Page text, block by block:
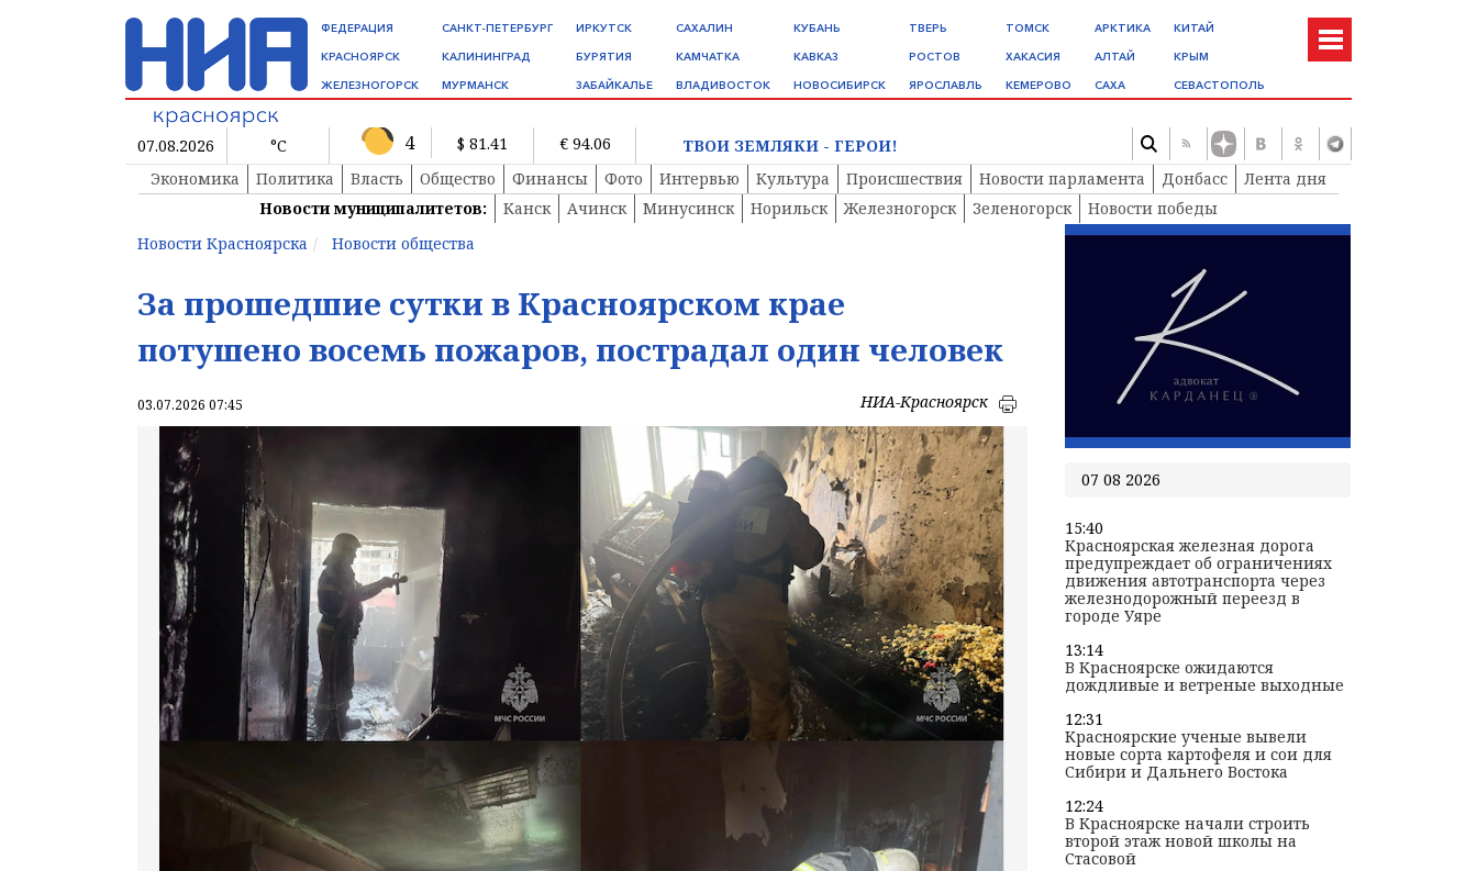
ФЕДЕРАЦИЯ
КРАСНОЯРСК
ЖЕЛЕЗНОГОРСК
САНКТ-ПЕТЕРБУРГ
КАЛИНИНГРАД
МУРМАНСК
ИРКУТСК
БУРЯТИЯ
ЗАБАЙКАЛЬЕ
САХАЛИН
КАМЧАТКА
ВЛАДИВОСТОК
КУБАНЬ
КАВКАЗ
НОВОСИБИРСК
ТВЕРЬ
РОСТОВ
ЯРОСЛАВЛЬ
ТОМСК
ХАКАСИЯ
КЕМЕРОВО
АРКТИКА
АЛТАЙ
САХА
КИТАЙ
КРЫМ
СЕВАСТОПОЛЬ
07.08.2026 °C 4 $ 81.41 € 94.06
ТВОИ ЗЕМЛЯКИ - ГЕРОИ!
Экономика
Политика Власть Общество Финансы Фото Интервью Культура Происшествия Новости парламента Донбасс
Лента дня
Новости муниципалитетов:
Канск Ачинск Минусинск Норильск Железногорск Зеленогорск
Новости победы
Новости Красноярска
Новости общества
За прошедшие сутки в Красноярском крае
потушено восемь пожаров, пострадал один человек
03.07.2026 07:45 НИА-Красноярск
07 08 2026
15:40
Красноярская железная дорога
предупреждает об ограничениях
движения автотранспорта через
железнодорожный переезд в
городе Уяре
13:14
В Красноярске ожидаются
дождливые и ветреные выходные
12:31
Красноярские ученые вывели
новые сорта картофеля и сои для
Сибири и Дальнего Востока
12:24
В Красноярске начали строить
второй этаж новой школы на
Стасовой